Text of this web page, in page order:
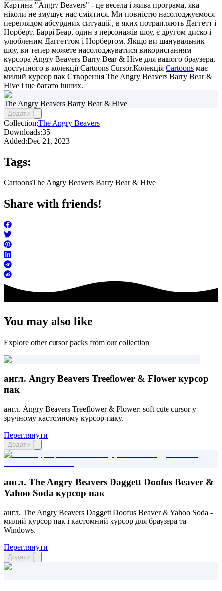
Картина "Angry Beavers" - це весела і жива програма, яка
ніколи не змушує нас сміятися. Ми повністю насолоджуємося
переглядом абсурдних ситуацій, в яких потрапляють Даггетт і
Норберт. Баррі Беар, один з персонажів шоу, є другом диско і
улюбленим Даггеттом і Норбертом. Якщо ви шанувальник
шоу, ви тепер можете насолоджуватися використанням
курсора Angry Beavers Barry Bear & Hive для вашого браузера,
доступного в колекції Cartoons Cursor.Колекція Cartoons має
милий курсор пак Створення The Angry Beavers Barry Bear &
Hive і ще багато інших.
The Angry Beavers Barry Bear & Hive
Додати
Collection:The Angry Beavers
Downloads:35
Added:Dec 21, 2023
Tags:
CartoonsThe Angry Beavers Barry Bear & Hive
Share with friends!
You may also like
Explore other cursor packs from our collection
англ. Angry Beavers Treeflower & Flower курсор
пак
англ. Angry Beavers Treeflower & Flower: soft cute cursor у
зручному кастомному курсор-паку.
Переглянути
Додати
англ. The Angry Beavers Daggett Doofus Beaver &
Yahoo Soda курсор пак
англ. The Angry Beavers Daggett Doofus Beaver & Yahoo Soda -
милий курсор пак і кастомний курсор для браузера та
Windows.
Переглянути
Додати